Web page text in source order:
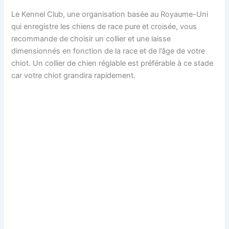
Le Kennel Club, une organisation basée au Royaume-Uni
qui enregistre les chiens de race pure et croisée, vous
recommande de choisir un collier et une laisse
dimensionnés en fonction de la race et de l’âge de votre
chiot. Un collier de chien réglable est préférable à ce stade
car votre chiot grandira rapidement.